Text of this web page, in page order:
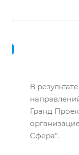
В
Гранд
Сфера".